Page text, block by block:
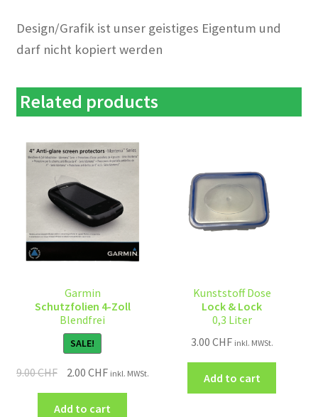
Design/Grafik ist unser geistiges Eigentum und
darf nicht kopiert werden
Related products
Garmin
Schutzfolien 4-Zoll
Blendfrei
SALE!
9.00CHF 2.00 CHF inkl. MWSt.
Add to cart
Kunststoff Dose
Lock & Lock
0,3 Liter
3.00 CHF inkl. MWSt.
Add to cart